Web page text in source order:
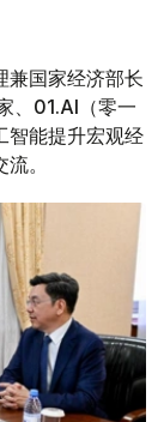
兼国家经济部长
、01.AI （零一
智能提升宏观经
。